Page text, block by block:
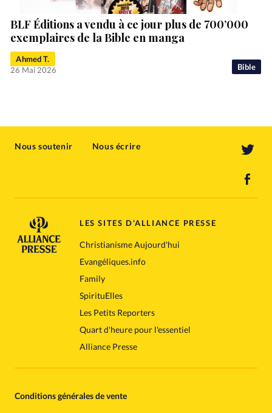
Bible
BLF Éditions a vendu à ce jour plus de 700’000
exemplaires de la Bible en manga
Ahmed T.
26 Mai 2026
Nous soutenir Nous écrire
LES SITES D'ALLIANCE PRESSE
Christianisme Aujourd'hui
Evangéliques.info
Family
SpirituElles
Les Petits Reporters
Quart d'heure pour l'essentiel
Alliance Presse
Conditions générales de vente